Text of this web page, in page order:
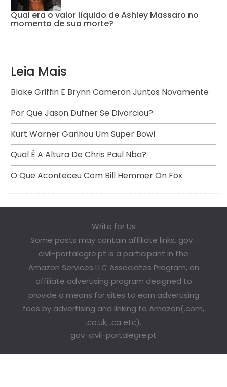
Qual era o valor líquido de Ashley Massaro no
momento de sua morte?
Leia Mais
Blake Griffin E Brynn Cameron Juntos Novamente
Por Que Jason Dufner Se Divorciou?
Kurt Warner Ganhou Um Super Bowl
Qual É A Altura De Chris Paul Nba?
O Que Aconteceu Com Bill Hemmer On Fox
Write for Us
Some posts may contain affiliate links. gov-
civil-portalegre.pt is a participant in the
Amazon Services LLC Associates Program, an
affiliate advertising program designed to
provide a means for sites to earn advertising
fees by advertising and linking to Amazon(.com,
.co.uk, .ca etc).
gov-civil-portalegre.pt